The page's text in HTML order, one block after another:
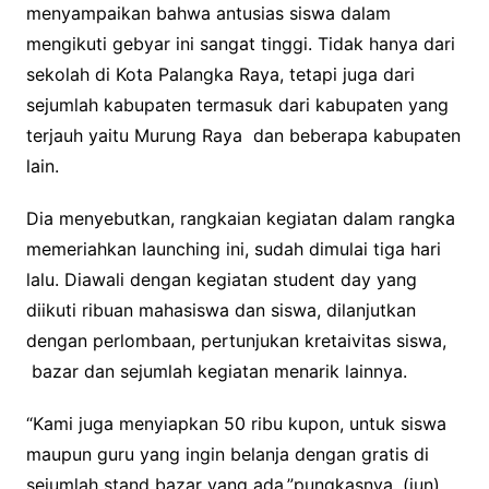
menyampaikan bahwa antusias siswa dalam
mengikuti gebyar ini sangat tinggi. Tidak hanya dari
sekolah di Kota Palangka Raya, tetapi juga dari
sejumlah kabupaten termasuk dari kabupaten yang
terjauh yaitu Murung Raya dan beberapa kabupaten
lain.
Dia menyebutkan, rangkaian kegiatan dalam rangka
memeriahkan launching ini, sudah dimulai tiga hari
lalu. Diawali dengan kegiatan student day yang
diikuti ribuan mahasiswa dan siswa, dilanjutkan
dengan perlombaan, pertunjukan kretaivitas siswa,
bazar dan sejumlah kegiatan menarik lainnya.
“Kami juga menyiapkan 50 ribu kupon, untuk siswa
maupun guru yang ingin belanja dengan gratis di
sejumlah stand bazar yang ada,”pungkasnya. (jun)